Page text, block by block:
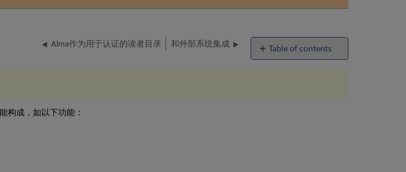
Table of contents
No
Alma作为用于认证的读者目录 和外部系统集成
构成，如以下功能：